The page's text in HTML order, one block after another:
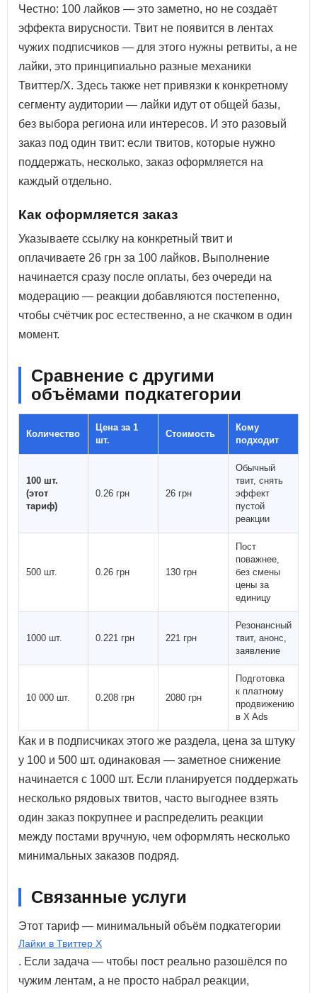
Честно: 100 лайков — это заметно, но не создаёт
эффекта вирусности. Твит не появится в лентах
чужих подписчиков — для этого нужны ретвиты, а не
лайки, это принципиально разные механики
Твиттер/X. Здесь также нет привязки к конкретному
сегменту аудитории — лайки идут от общей базы,
без выбора региона или интересов. И это разовый
заказ под один твит: если твитов, которые нужно
поддержать, несколько, заказ оформляется на
каждый отдельно.
Как оформляется заказ
Указываете ссылку на конкретный твит и
оплачиваете 26 грн за 100 лайков. Выполнение
начинается сразу после оплаты, без очереди на
модерацию — реакции добавляются постепенно,
чтобы счётчик рос естественно, а не скачком в один
момент.
Сравнение с другими
объёмами подкатегории
Количество
Цена за 1
шт.
Стоимость
Кому
подходит
100 шт.
(этот
тариф)
0.26 грн 26 грн
Обычный
твит, снять
эффект
пустой
реакции
500 шт. 0.26 грн 130 грн
Пост
поважнее,
без смены
цены за
единицу
1000 шт. 0.221 грн 221 грн
Резонансный
твит, анонс,
заявление
10 000 шт. 0.208 грн 2080 грн
Подготовка
к платному
продвижению
в X Ads
Как и в подписчиках этого же раздела, цена за штуку
у 100 и 500 шт. одинаковая — заметное снижение
начинается с 1000 шт. Если планируется поддержать
несколько рядовых твитов, часто выгоднее взять
один заказ покрупнее и распределить реакции
между постами вручную, чем оформлять несколько
минимальных заказов подряд.
Связанные услуги
Этот тариф — минимальный объём подкатегории
Лайки в Твиттер X
. Если задача — чтобы пост реально разошёлся по
чужим лентам, а не просто набрал реакции,